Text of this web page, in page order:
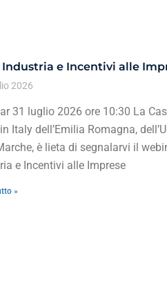
Industria e Incentivi alle
2026
31 luglio 2026 ore 10:30 La
Italy dell’Emilia Romagna,
è lieta di segnalarvi il
e Incentivi alle Imprese
»